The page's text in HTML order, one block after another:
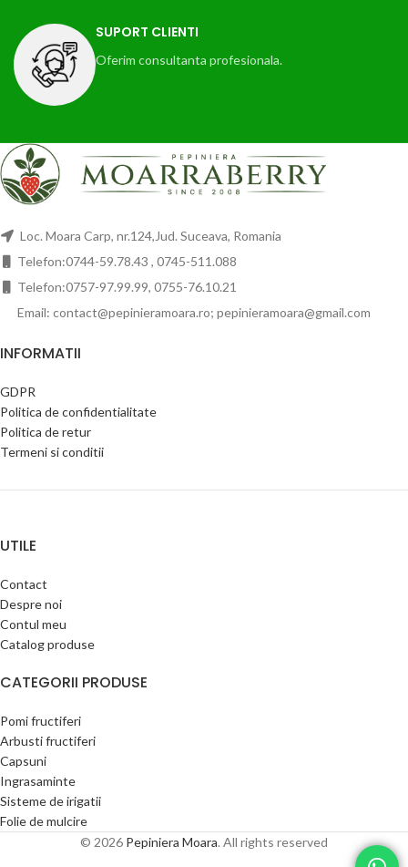
SUPORT CLIENTI
Oferim consultanta profesionala.
Loc. Moara Carp, nr.124,Jud. Suceava, Romania
Telefon:0744-59.78.43 , 0745-511.088
Telefon:0757-97.99.99, 0755-76.10.21
Email: contact@pepinieramoara.ro; pepinieramoara@gmail.com
INFORMATII
GDPR
Politica de confidentialitate
Politica de retur
Termeni si conditii
UTILE
Contact
Despre noi
Contul meu
Catalog produse
CATEGORII PRODUSE
Pomi fructiferi
Arbusti fructiferi
Capsuni
Ingrasaminte
Sisteme de irigatii
Folie de mulcire
© 2026 Pepiniera Moara. All rights reserved